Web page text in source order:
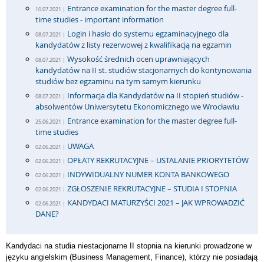
10.07.2021 | Entrance examination for the master degree full-
time studies - important information
08.07.2021 | Login i hasło do systemu egzaminacyjnego dla
kandydatów z listy rezerwowej z kwalifikacją na egzamin
08.07.2021 | Wysokość średnich ocen uprawniających
kandydatów na II st. studiów stacjonarnych do kontynowania
studiów bez egzaminu na tym samym kierunku
08.07.2021 | Informacja dla Kandydatów na II stopień studiów -
absolwentów Uniwersytetu Ekonomicznego we Wrocławiu
25.06.2021 | Entrance examination for the master degree full-
time studies
02.06.2021 | UWAGA
02.06.2021 | OPŁATY REKRUTACYJNE – USTALANIE PRIORYTETÓW
02.06.2021 | INDYWIDUALNY NUMER KONTA BANKOWEGO
02.06.2021 | ZGŁOSZENIE REKRUTACYJNE – STUDIA I STOPNIA
02.06.2021 | KANDYDACI MATURZYŚCI 2021 – JAK WPROWADZIĆ
DANE?
Kandydaci na studia niestacjonarne II stopnia na kierunki prowadzone w
języku angielskim (Business Management, Finance), którzy nie posiadają